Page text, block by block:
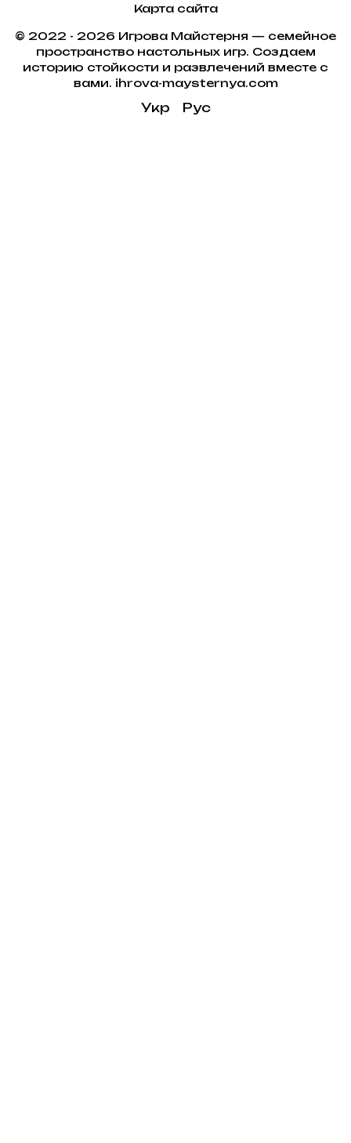
Карта сайта
© 2022 - 2026 Игрова Майстерня — семейное
пространство настольных игр. Создаем
историю стойкости и развлечений вместе с
вами. ihrova-maysternya.com
Укр Рус